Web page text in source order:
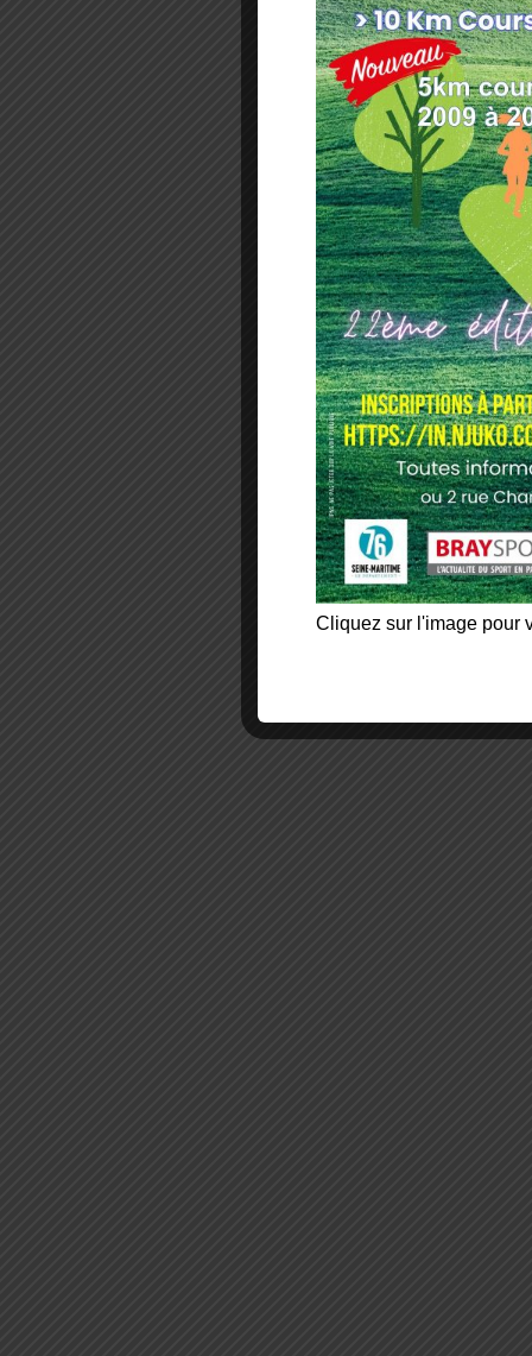
Cliquez sur l'image pour